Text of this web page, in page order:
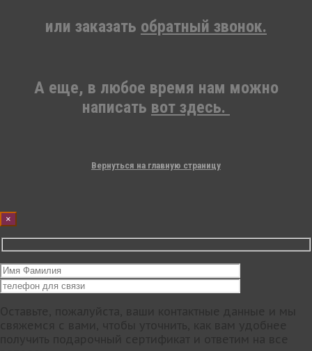
или заказать обратный звонок.
А еще, в любое время нам можно
написать вот здесь.
Вернуться на главную страницу
×